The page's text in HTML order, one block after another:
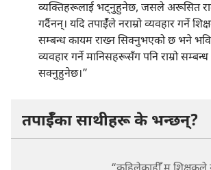
व्यक्‍तिहरूलाई भट्‌नुहुनेछ, जसले अरूसित
गर्दैनन्‌। यदि तपाईँले नराम्रो व्यवहार गर्ने
सम्बन्ध कायम राख्न सिक्नुभएको छ भने
व्यवहार गर्ने मानिसहरूसँग पनि राम्रो
सक्नुहुनेछ।”
तपाईँका साथीहरू के भन्छन्‌?